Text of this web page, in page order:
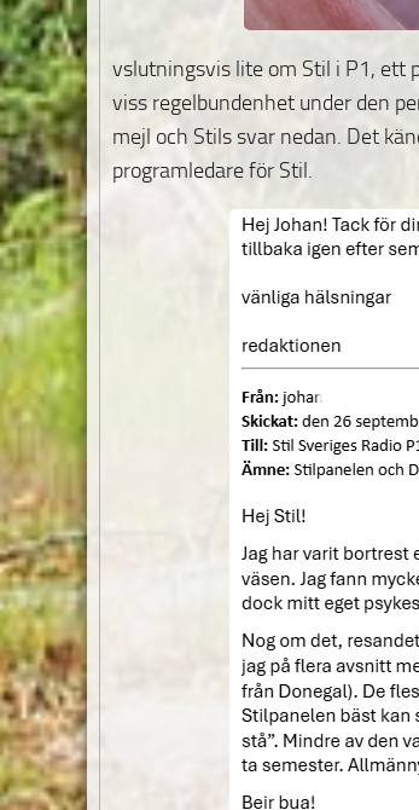
vslutningsvis lite om Stil i P1, ett
viss regelbundenhet under den
mejl och Stils svar nedan. Det
programledare för Stil.